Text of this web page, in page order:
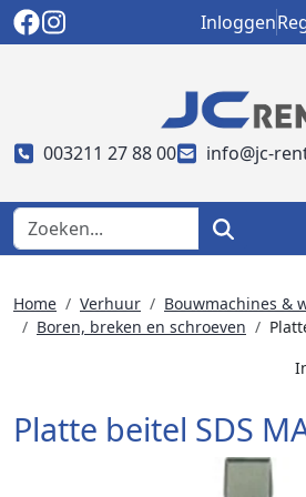
Inloggen
003211 27 88 00 info@jc-
Home Verhuur
Bouwmachines &
Boren, breken en schroeven
Platte beitel SDS